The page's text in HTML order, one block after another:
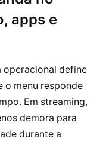
apps e
operacional define
o menu responde
Em streaming,
demora para
durante a